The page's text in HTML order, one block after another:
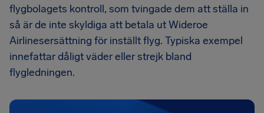
flygbolagets kontroll, som tvingade dem att ställa in
så är de inte skyldiga att betala ut Wideroe
Airlinesersättning för inställt flyg. Typiska exempel
innefattar dåligt väder eller strejk bland
flygledningen.